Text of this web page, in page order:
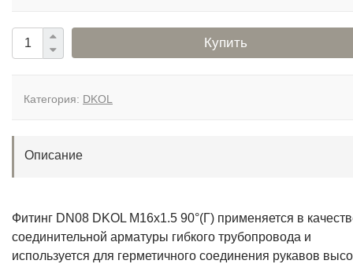
Купить
Категория: DKOL
Описание
Фитинг DN08 DKOL M16x1.5 90°(Г) применяется в
соединительной арматуры гибкого трубопровода и
используется для герметичного соединения рукавов